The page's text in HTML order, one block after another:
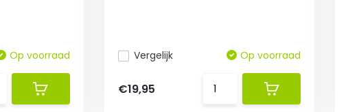
Op voorraad Vergelijk Op voorraad
€19,95